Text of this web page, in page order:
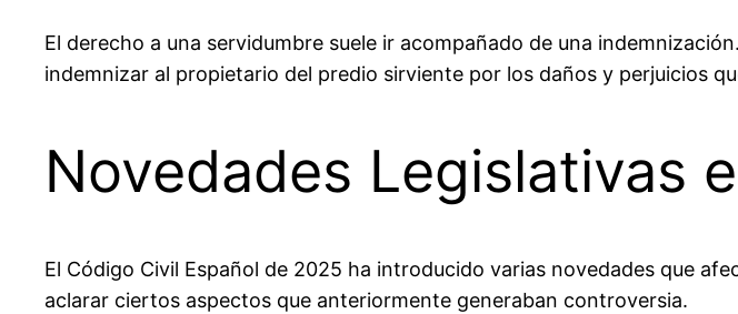
El derecho a una servidumbre suele ir acompañado de una
indemnizar al propietario del predio sirviente por los daños y perjuicios
Novedades Legislativas
El Código Civil Español de 2025 ha introducido varias novedades que
aclarar ciertos aspectos que anteriormente generaban controversia.